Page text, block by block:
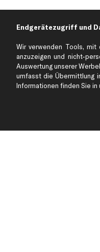
Über kfzteile24
Über uns
Endgerätezugriff und
Wir verwenden Tools, mit
anzuzeigen und nicht-
Auswertung unserer
umfasst die Übermittlung
Informationen finden Sie in